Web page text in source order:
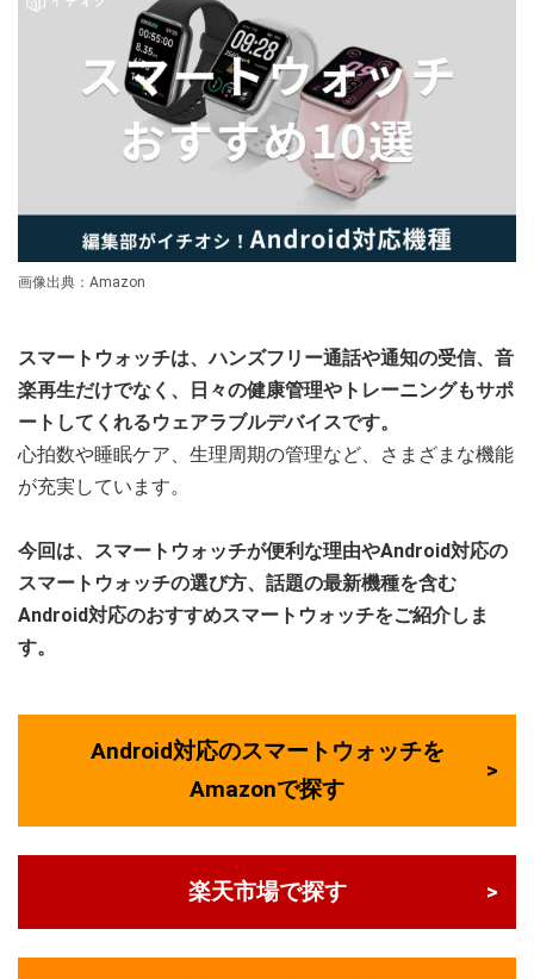
画像出典：Amazon
スマートウォッチは、ハンズフリー通話や通知の受信、音
楽再生だけでなく、日々の健康管理やトレーニングもサポ
ートしてくれるウェアラブルデバイスです。
心拍数や睡眠ケア、生理周期の管理など、さまざまな機能
が充実しています。
今回は、スマートウォッチが便利な理由やAndroid対応の
スマートウォッチの選び方、話題の最新機種を含む
Android対応のおすすめスマートウォッチをご紹介しま
す。
Android対応のスマートウォッチを
Amazonで探す
楽天市場で探す